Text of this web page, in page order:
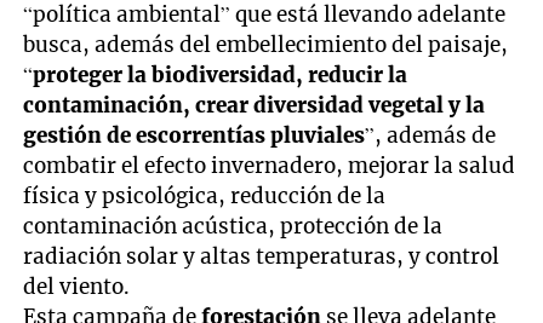
“política ambiental” que está llevando adelante
busca, además del embellecimiento del paisaje,
“proteger la biodiversidad, reducir la
contaminación, crear diversidad vegetal y la
gestión de escorrentías pluviales”, además de
combatir el efecto invernadero, mejorar la salud
física y psicológica, reducción de la
contaminación acústica, protección de la
radiación solar y altas temperaturas, y control
del viento.
Esta campaña deforestación se lleva adelante